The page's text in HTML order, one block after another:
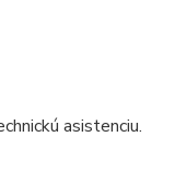
asistenciu.